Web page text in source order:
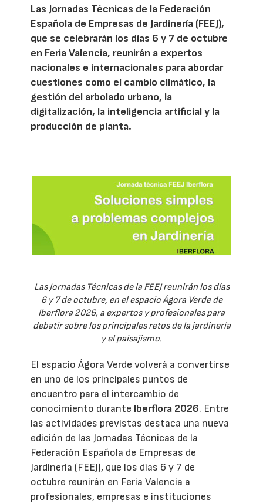
Las Jornadas Técnicas de la Federación
Española de Empresas de Jardinería (FEEJ),
que se celebrarán los días 6 y 7 de octubre
en Feria Valencia, reunirán a expertos
nacionales e internacionales para abordar
cuestiones como el cambio climático, la
gestión del arbolado urbano, la
digitalización, la inteligencia artificial y la
producción de planta.
Las Jornadas Técnicas de la FEEJ reunirán los días
6 y 7 de octubre, en el espacio Ágora Verde de
Iberflora 2026, a expertos y profesionales para
debatir sobre los principales retos de la jardinería
y el paisajismo.
El espacio Ágora Verde volverá a convertirse
en uno de los principales puntos de
encuentro para el intercambio de
conocimiento durante Iberflora 2026. Entre
las actividades previstas destaca una nueva
edición de las Jornadas Técnicas de la
Federación Española de Empresas de
Jardinería (FEEJ), que los días 6 y 7 de
octubre reunirán en Feria Valencia a
profesionales, empresas e instituciones